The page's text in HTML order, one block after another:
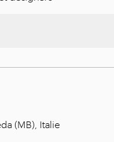
(MB), Italie